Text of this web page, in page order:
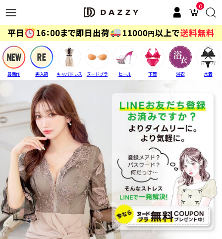
0
最新作 再入荷 キャバドレス ヌードブラ ヒール 下着 浴衣 水着